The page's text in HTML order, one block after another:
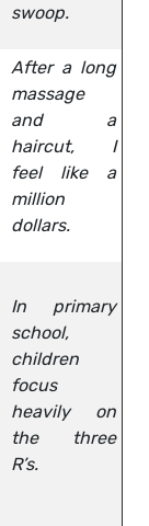
swoop.
After a long
massage
and a
haircut, I
feel like a
million
dollars.
In primary
school,
children
focus
heavily on
the three
R’s.